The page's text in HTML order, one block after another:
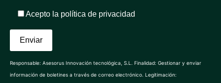
Acepto la política de privacidad
Responsable: Asesorus Innovación tecnológica, S.L. Finalidad: Gestionar y enviar
información de boletines a través de correo electrónico. Legitimación: